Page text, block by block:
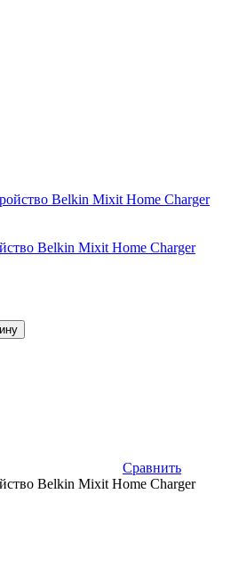
Belkin Mixit Home Charger
Сравнить
Belkin Mixit Home Charger